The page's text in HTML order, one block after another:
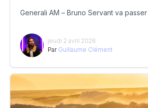
Generali AM – Bruno Servant va passer
jeudi 2 avril 2026
Par Guillaume Clément